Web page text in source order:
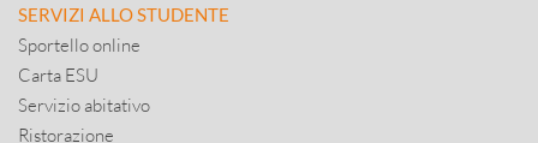
SERVIZI ALLO STUDENTE
Sportello online
Carta ESU
Servizio abitativo
Ristorazione